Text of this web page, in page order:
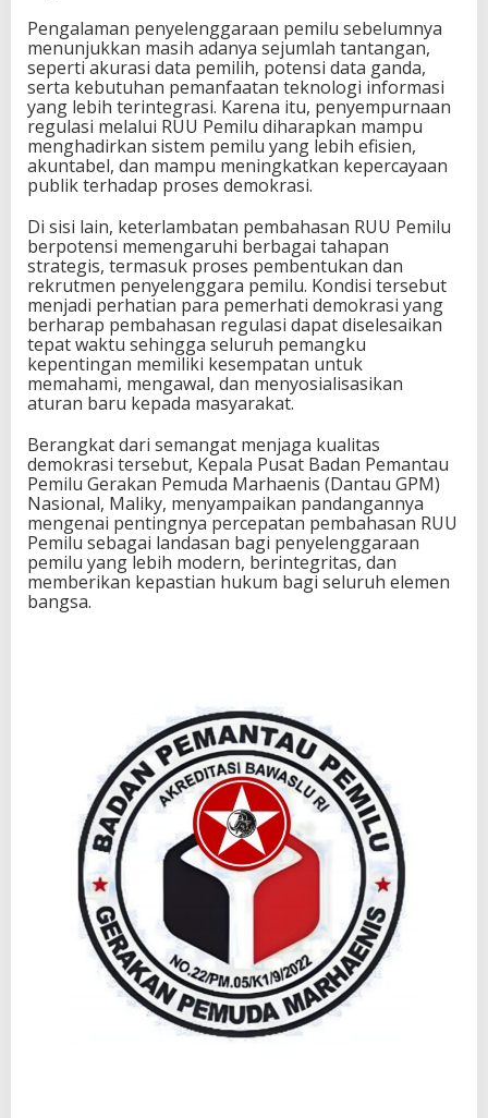
Pengalaman penyelenggaraan pemilu sebelumnya
menunjukkan masih adanya sejumlah tantangan,
seperti akurasi data pemilih, potensi data ganda,
serta kebutuhan pemanfaatan teknologi informasi
yang lebih terintegrasi. Karena itu, penyempurnaan
regulasi melalui RUU Pemilu diharapkan mampu
menghadirkan sistem pemilu yang lebih efisien,
akuntabel, dan mampu meningkatkan kepercayaan
publik terhadap proses demokrasi.
Di sisi lain, keterlambatan pembahasan RUU Pemilu
berpotensi memengaruhi berbagai tahapan
strategis, termasuk proses pembentukan dan
rekrutmen penyelenggara pemilu. Kondisi tersebut
menjadi perhatian para pemerhati demokrasi yang
berharap pembahasan regulasi dapat diselesaikan
tepat waktu sehingga seluruh pemangku
kepentingan memiliki kesempatan untuk
memahami, mengawal, dan menyosialisasikan
aturan baru kepada masyarakat.
Berangkat dari semangat menjaga kualitas
demokrasi tersebut, Kepala Pusat Badan Pemantau
Pemilu Gerakan Pemuda Marhaenis (Dantau GPM)
Nasional, Maliky, menyampaikan pandangannya
mengenai pentingnya percepatan pembahasan RUU
Pemilu sebagai landasan bagi penyelenggaraan
pemilu yang lebih modern, berintegritas, dan
memberikan kepastian hukum bagi seluruh elemen
bangsa.